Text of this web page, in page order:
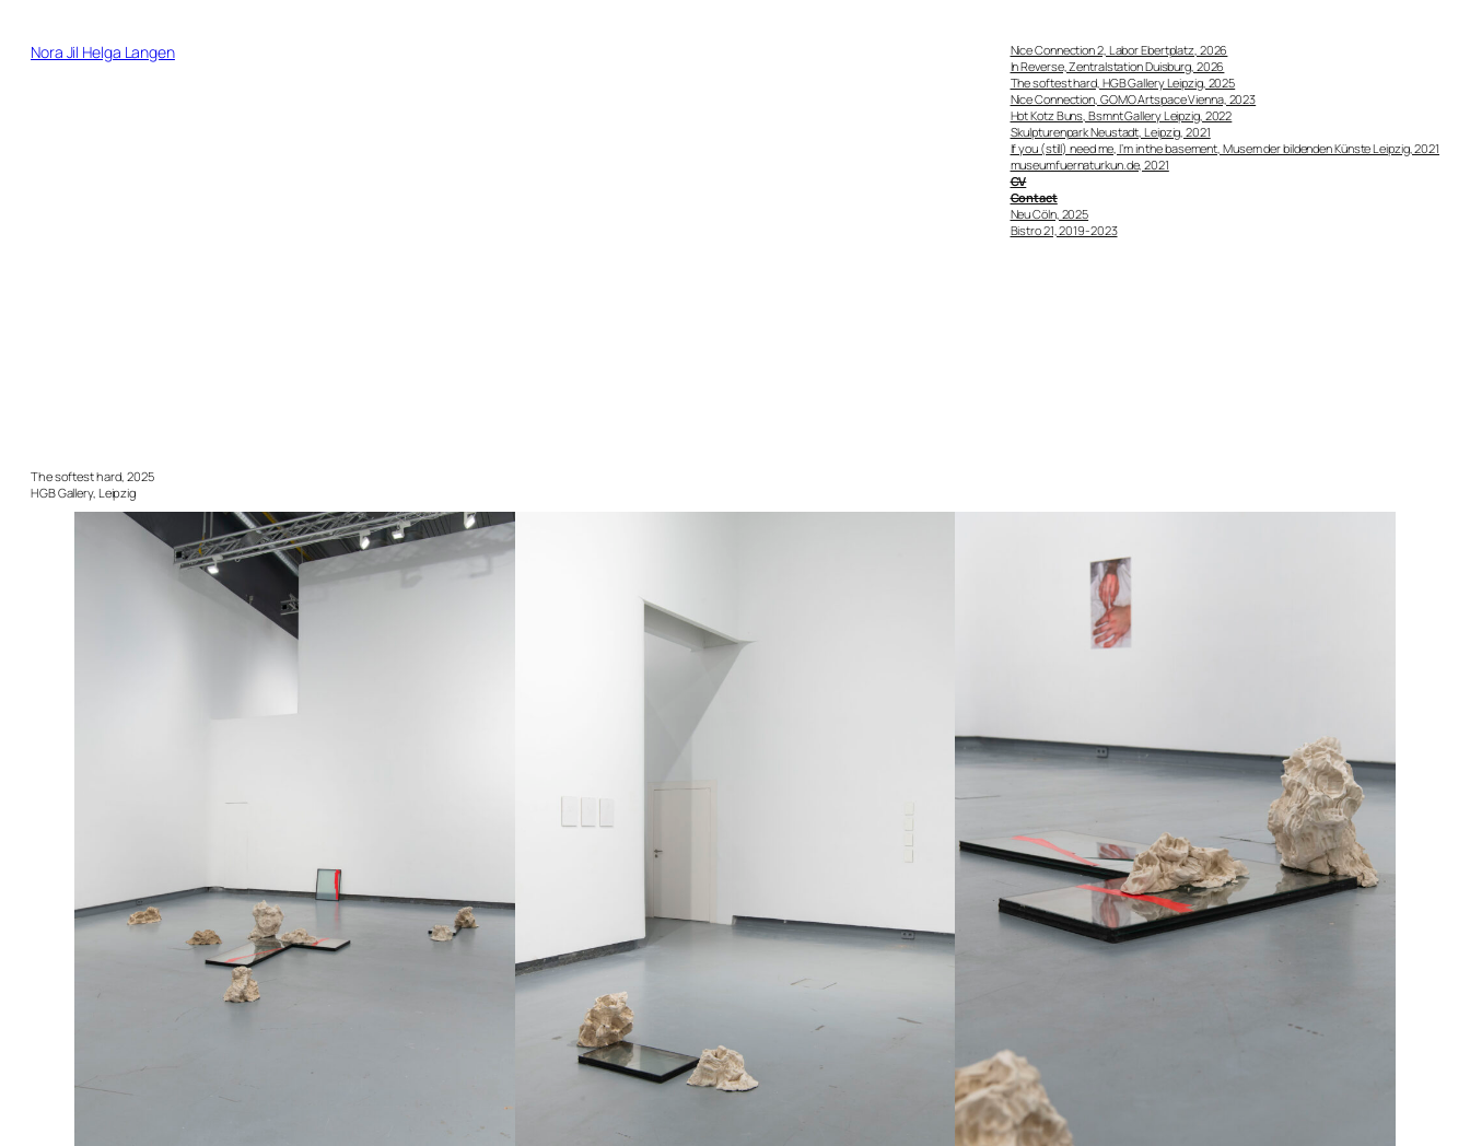
InhaltNora Jil Helga Langen
Nice Connection 2, Labor Ebertplatz, 2026
In Reverse, Zentralstation Duisburg, 2026
The softest hard, HGB Gallery Leipzig, 2025
Nice Connection, GOMO Artspace Vienna, 2023
Hot Kotz Buns, Bsmnt Gallery Leipzig, 2022
Skulpturenpark Neustadt, Leipzig, 2021
If you (still) need me, I’m in the basement, Musem der bildenden Künste Leipzig, 2021
museumfuernaturkun.de, 2021
CV
Contact
Neu Cöln, 2025
Bistro 21, 2019-2023
The softest hard, 2025
HGB Gallery, Leipzig